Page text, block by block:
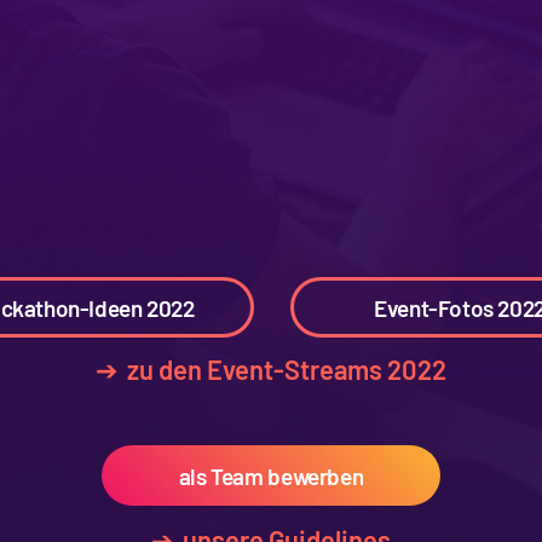
Ideen 2022 Event-Fotos
➔ zu den Event-Streams 2022
als Team bewerben